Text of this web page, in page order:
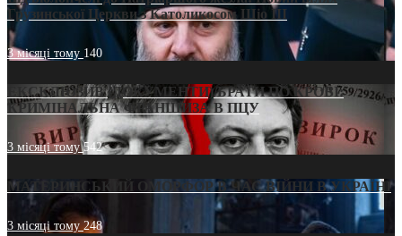
Грузинської Церкви з Католикосом Шіо III
3 місяці тому 140
ЕКСКЛЮЗИВ (ДОКУМЕНТИ)/БРАТИ ПО КРОВІ:
КРИМІНАЛЬНА ФРАНШИЗА В ПЦУ
3 місяці тому542
МАТЕРИНСЬКИЙ ОМОРФОР В ЧАС ВІЙНИ В УКРАЇНІ
3 місяці тому248